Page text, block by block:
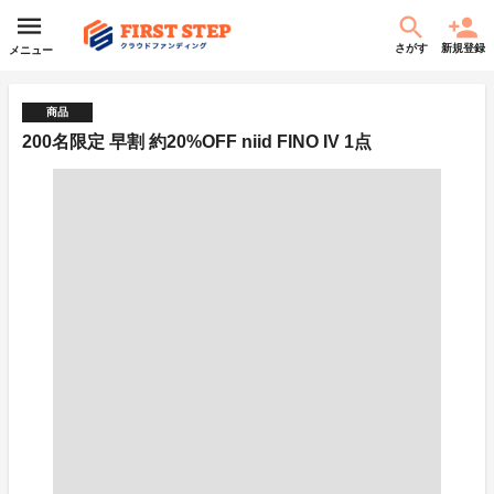
メニュー さがす 新規登録
商品
200名限定 早割 約20%OFF niid FINO IV 1点